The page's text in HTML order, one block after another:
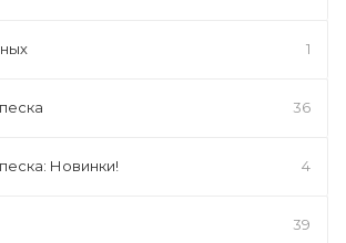
1
36
Новинки! 4
39